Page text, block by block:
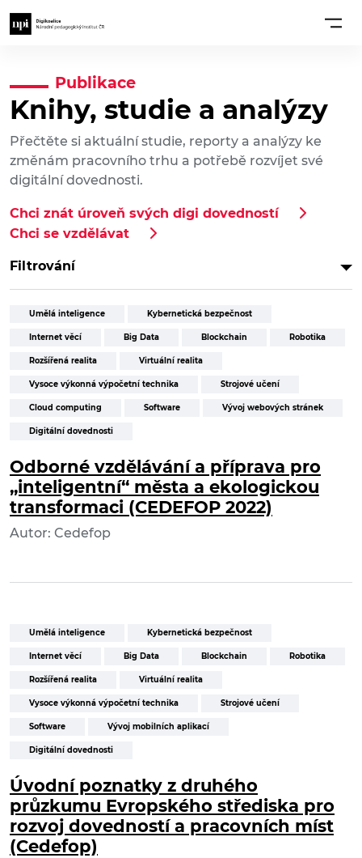
Publikace
Knihy, studie a analýzy
Přečtěte si aktuální studie, reporty a analýzy ke
změnám pracovního trhu a potřebě rozvíjet své
digitální dovednosti.
Chci znát úroveň svých digi dovedností
Chci se vzdělávat
Filtrování
Umělá inteligence Kybernetická bezpečnost
Internet věcí Big Data Blockchain Robotika
Rozšířená realita Virtuální realita
Vysoce výkonná výpočetní technika Strojové učení
Cloud computing Software Vývoj webových stránek
Digitální dovednosti
Odborné vzdělávání a příprava pro
„inteligentní“ města a ekologickou
transformaci (CEDEFOP 2022)
Autor: Cedefop
Umělá inteligence Kybernetická bezpečnost
Internet věcí Big Data Blockchain Robotika
Rozšířená realita Virtuální realita
Vysoce výkonná výpočetní technika Strojové učení
Software Vývoj mobilních aplikací
Digitální dovednosti
Úvodní poznatky z druhého
průzkumu Evropského střediska pro
rozvoj dovedností a pracovních míst
(Cedefop)